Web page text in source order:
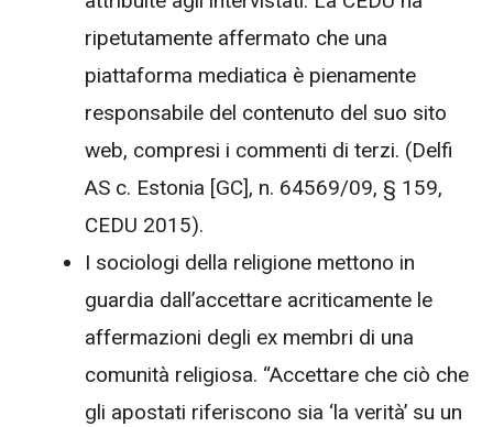
ripetutamente affermato che una
piattaforma mediatica è pienamente
responsabile del contenuto del suo sito
web, compresi i commenti di terzi. (Delfi
AS c. Estonia [GC], n. 64569/09, § 159,
CEDU 2015).
I sociologi della religione mettono in
guardia dall’accettare acriticamente le
affermazioni degli ex membri di una
comunità religiosa. “Accettare che ciò che
gli apostati riferiscono sia ‘la verità’ su un